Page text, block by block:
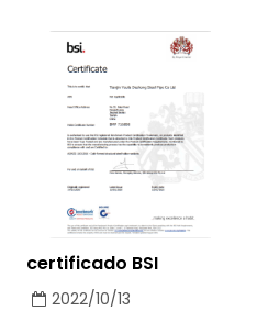
certificado BSI
2022/10/13